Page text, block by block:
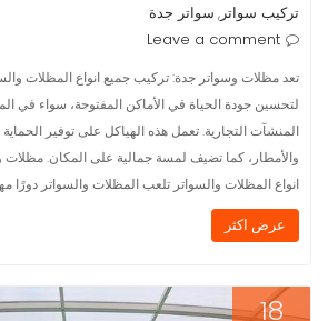
تركيب سواتر, سواتر جدة
Leave a comment
تعد مظلات وسواتر جدة: تركيب جميع انواع المظلات
لتحسين جودة الحياة في الأماكن المفتوحة، سواء في
المنشآت التجارية. تعمل هذه الهياكل على توفير
والأمطار، كما تضيف لمسة جمالية على المكان.
انواع المظلات والسواتر تلعب المظلات والسواتر دورًا
عرض اكثر
18